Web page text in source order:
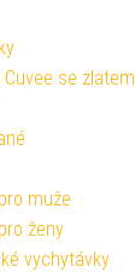
Cuvee se zlatem
muže
ženy
vychytávky